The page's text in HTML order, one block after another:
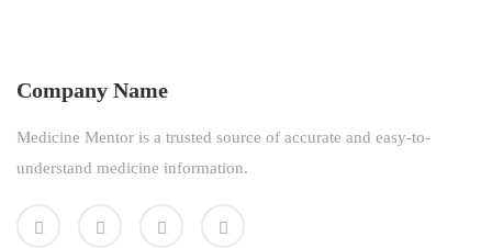
Company Name
Medicine Mentor is a trusted source of accurate and easy-to-
understand medicine information.